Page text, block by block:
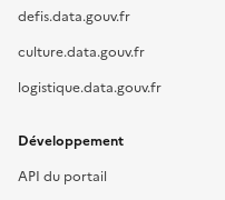
defis.data.gouv.fr
culture.data.gouv.fr
logistique.data.gouv.fr
Développement
API du portail